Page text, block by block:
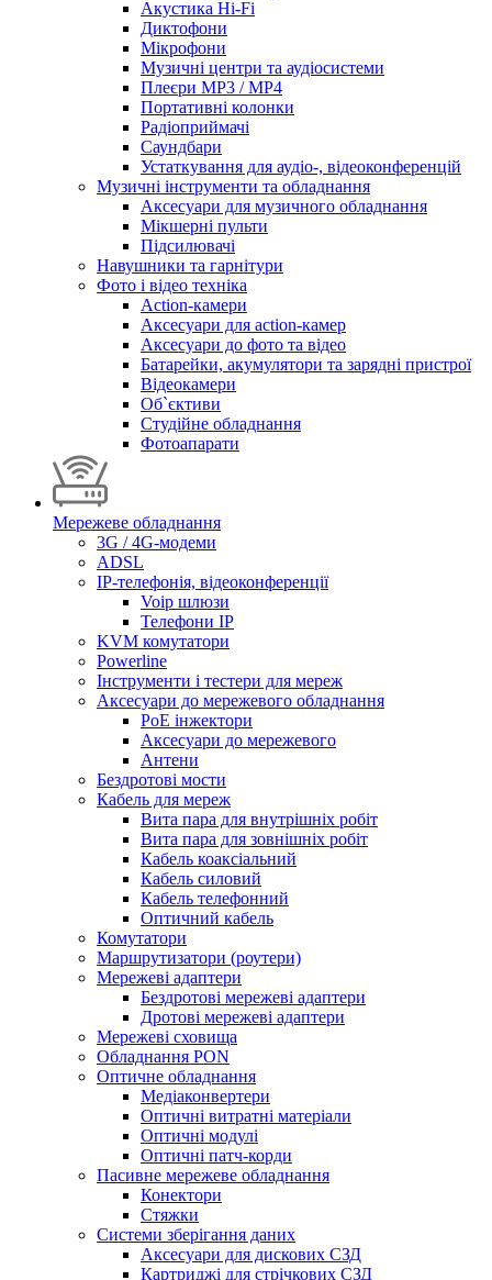
Акустика Hi-Fi
Диктофони
Мікрофони
Музичні центри та аудіосистеми
Плеєри MP3 / MP4
Портативні колонки
Радіоприймачі
Саундбари
Устаткування для аудіо-, відеоконференцій
Музичні інструменти та обладнання
Аксесуари для музичного обладнання
Мікшерні пульти
Підсилювачі
Навушники та гарнітури
Фото і відео техніка
Action-камери
Аксесуари для action-камер
Аксесуари до фото та відео
Батарейки, акумулятори та зарядні пристрої
Відеокамери
Об`єктиви
Студійне обладнання
Фотоапарати
Мережеве обладнання
3G / 4G-модеми
ADSL
IP-телефонія, відеоконференції
Voip шлюзи
Телефони IP
KVM комутатори
Powerline
Інструменти і тестери для мереж
Аксесуари до мережевого обладнання
PoE інжектори
Аксесуари до мережевого
Антени
Бездротові мости
Кабель для мереж
Вита пара для внутрішніх робіт
Вита пара для зовнішніх робіт
Кабель коаксіальний
Кабель силовий
Кабель телефонний
Оптичний кабель
Комутатори
Маршрутизатори (роутери)
Мережеві адаптери
Бездротові мережеві адаптери
Дротові мережеві адаптери
Мережеві сховища
Обладнання PON
Оптичне обладнання
Медіаконвертери
Оптичні витратні матеріали
Оптичні модулі
Оптичні патч-корди
Пасивне мережеве обладнання
Конектори
Стяжки
Системи зберігання даних
Аксесуари для дискових СЗД
Картриджі для стрічкових СЗД